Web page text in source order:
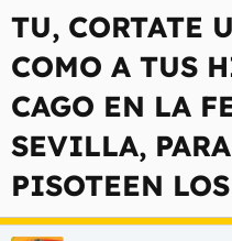
DURANTE
DESPUÉS DE
POR
DE VERDAD
PORNO, SE
TU, CORTATE
COMO A TUS
CAGO EN LA
SEVILLA,
PISOTEEN